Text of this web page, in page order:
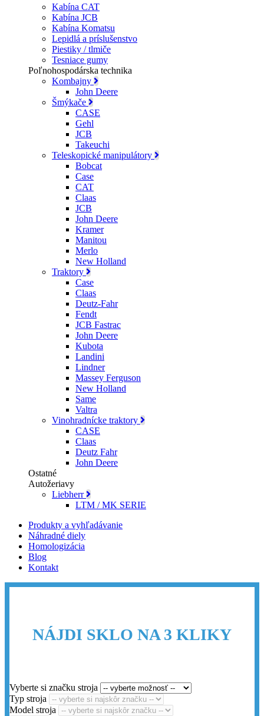
Kabína CAT
Kabína JCB
Kabína Komatsu
Lepidlá a príslušenstvo
Piestiky / tlmiče
Tesniace gumy
Poľnohospodárska technika
Kombajny
John Deere
Šmýkače
CASE
Gehl
JCB
Takeuchi
Teleskopické manipulátory
Bobcat
Case
CAT
Claas
JCB
John Deere
Kramer
Manitou
Merlo
New Holland
Traktory
Case
Claas
Deutz-Fahr
Fendt
JCB Fastrac
John Deere
Kubota
Landini
Lindner
Massey Ferguson
New Holland
Same
Valtra
Vinohradnícke traktory
CASE
Claas
Deutz Fahr
John Deere
Ostatné
Autožeriavy
Liebherr
LTM / MK SERIE
Produkty a vyhľadávanie
Náhradné diely
Homologizácia
Blog
Kontakt
NÁJDI SKLO NA 3 KLIKY
Vyberte si značku stroja
Typ stroja
Model stroja